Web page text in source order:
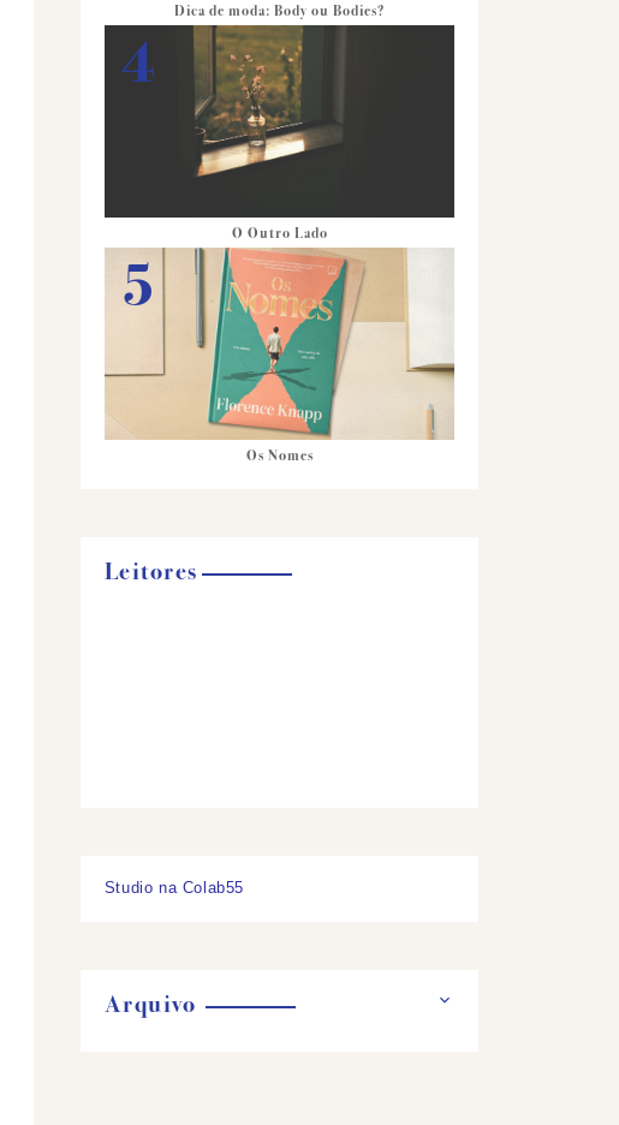
Dica de moda: Body ou Bodies?
O Outro Lado
Os Nomes
Leitores
Studio na Colab55
Arquivo